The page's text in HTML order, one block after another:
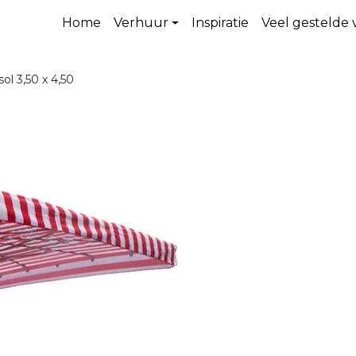
Home Verhuur Inspiratie Veel gestelde
3,50 x 4,50